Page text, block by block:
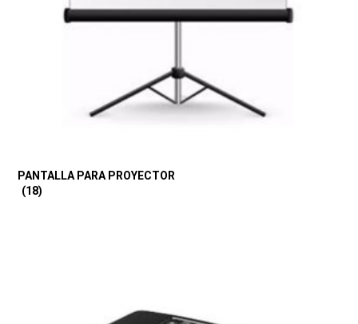
PANTALLA PARA PROYECTOR
(18)